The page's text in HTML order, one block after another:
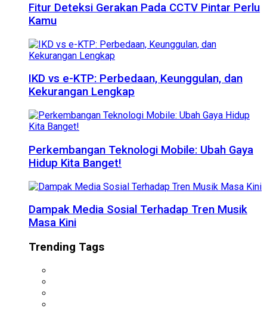
Fitur Deteksi Gerakan Pada CCTV Pintar Perlu
Kamu
IKD vs e-KTP: Perbedaan, Keunggulan, dan
Kekurangan Lengkap
Perkembangan Teknologi Mobile: Ubah Gaya
Hidup Kita Banget!
Dampak Media Sosial Terhadap Tren Musik
Masa Kini
Trending Tags